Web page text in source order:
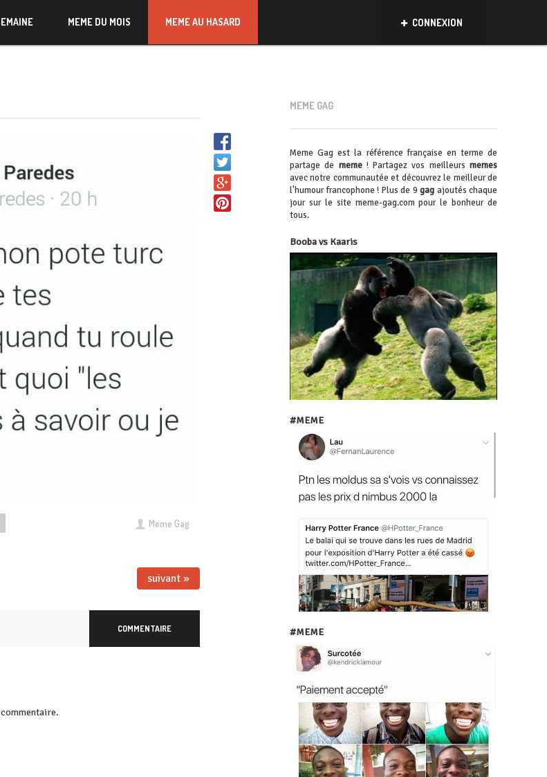
MEME DU MOIS MEME AU HASARD CONNEXION
Meme Gag
suivant »
COMMENTAIRE
MEME GAG
Meme Gag est la référence française en terme de
partage de meme! Partagez vos meilleursmemes
avec notre communautée et découvrez le meilleur de
l'humour francophone ! Plus de 9 gag ajoutés chaque
jour sur le site meme-gag.com pour le bonheur de
tous.
Booba vs Kaaris
#MEME
#MEME